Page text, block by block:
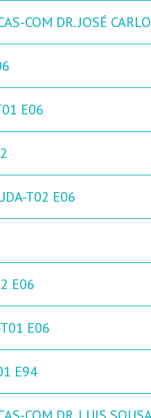
COM DR. JOSÉ
E06
T02 E06
E06
E06
E94